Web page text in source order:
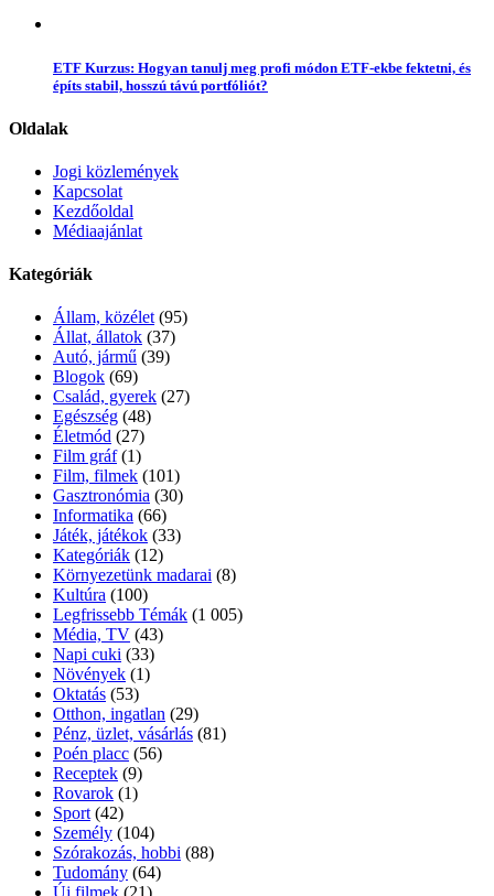
ETF Kurzus: Hogyan tanulj meg profi módon ETF-ekbe fektetni, és
építs stabil, hosszú távú portfóliót?
Oldalak
Jogi közlemények
Kapcsolat
Kezdőoldal
Médiaajánlat
Kategóriák
Állam, közélet(95)
Állat, állatok (37)
Autó, jármű (39)
Blogok (69)
Család, gyerek (27)
Egészség (48)
Életmód (27)
Film gráf(1)
Film, filmek (101)
Gasztronómia (30)
Informatika (66)
Játék, játékok (33)
Kategóriák (12)
Környezetünk madarai (8)
Kultúra (100)
Legfrissebb Témák (1 005)
Média, TV (43)
Napi cuki (33)
Növények (1)
Oktatás (53)
Otthon, ingatlan (29)
Pénz, üzlet, vásárlás (81)
Poén placc (56)
Receptek (9)
Rovarok (1)
Sport(42)
Személy (104)
Szórakozás, hobbi (88)
Tudomány (64)